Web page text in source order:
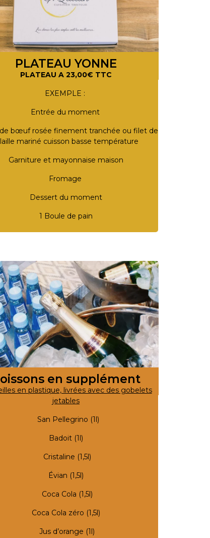
PLATEAU YONNE
PLATEAU A 23,00€ TTC
EXEMPLE :
Entrée du moment
bœuf rosée finement tranchée ou filet de
mariné cuisson basse température
Garniture et mayonnaise maison
Fromage
Dessert du moment
1 Boule de pain
en supplément
en plastique, livrées avec des gobelets
jetables
San Pellegrino (1l)
Badoit (1l)
Cristaline (1,5l)
Évian (1,5l)
Coca Cola (1,5l)
Coca Cola zéro (1,5l)
Jus d’orange (1l)